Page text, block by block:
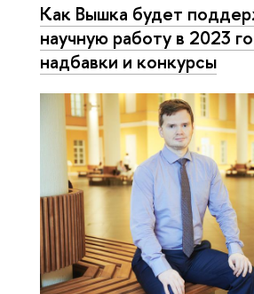
Как Вышка будет
научную работу в 2023
надбавки и конкурсы